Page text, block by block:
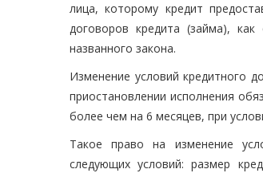
лица, которому кредит
договоров кредита (займа),
названного закона.
Изменение условий кредитного
приостановлении исполнения
более чем на 6 месяцев, при
Такое право на изменение
следующих условий: размер